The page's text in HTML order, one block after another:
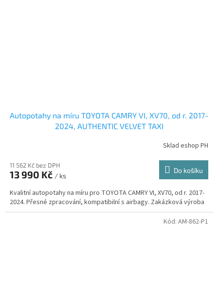
Autopotahy na míru TOYOTA CAMRY VI, XV70, od r. 2017-
2024, AUTHENTIC VELVET TAXI
Sklad eshop PH
11 562 Kč bez DPH
13 990 Kč / ks
Do košíku
Kvalitní autopotahy na míru pro TOYOTA CAMRY VI, XV70, od r. 2017-
2024. Přesné zpracování, kompatibilní s airbagy. Zakázková výroba
Kód: AM-862-P1